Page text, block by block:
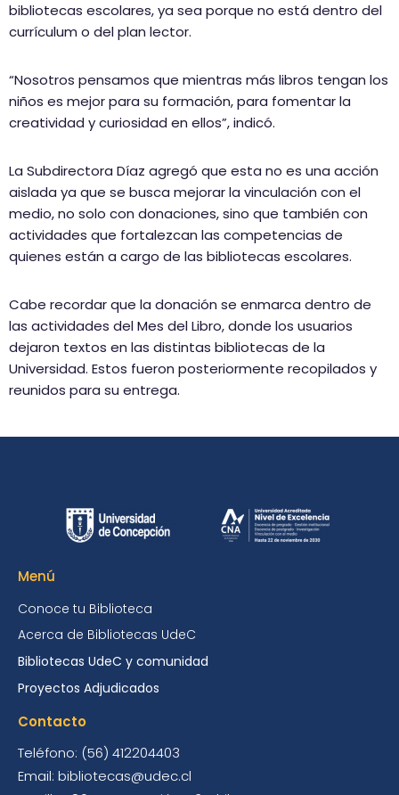
bibliotecas escolares, ya sea porque no está dentro del
currículum o del plan lector.
“Nosotros pensamos que mientras más libros tengan los
niños es mejor para su formación, para fomentar la
creatividad y curiosidad en ellos”, indicó.
La Subdirectora Díaz agregó que esta no es una acción
aislada ya que se busca mejorar la vinculación con el
medio, no solo con donaciones, sino que también con
actividades que fortalezcan las competencias de
quienes están a cargo de las bibliotecas escolares.
Cabe recordar que la donación se enmarca dentro de
las actividades del Mes del Libro, donde los usuarios
dejaron textos en las distintas bibliotecas de la
Universidad. Estos fueron posteriormente recopilados y
reunidos para su entrega.
Menú
Conoce tu Biblioteca
Acerca de Bibliotecas UdeC
Bibliotecas UdeC y comunidad
Proyectos Adjudicados
Contacto
Teléfono: (56) 412204403
Email: bibliotecas@udec.cl